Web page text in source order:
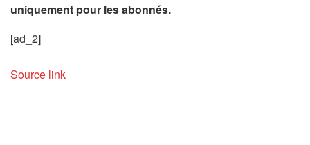
uniquement pour les abonnés.
[ad_2]
Source link